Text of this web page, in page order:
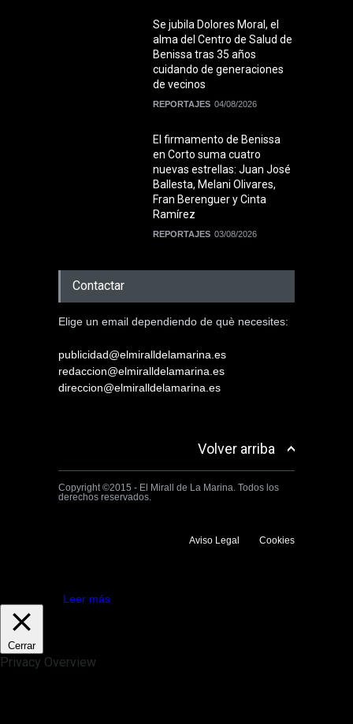
Se jubila Dolores Moral, el
alma del Centro de Salud de
Benissa tras 35 años
cuidando de generaciones
de vecinos
REPORTAJES 04/08/2026
El firmamento de Benissa
en Corto suma cuatro
nuevas estrellas: Juan José
Ballesta, Melani Olivares,
Fran Berenguer y Cinta
Ramírez
REPORTAJES 03/08/2026
Contactar
Elige un email dependiendo de què necesites:
publicidad@elmiralldelamarina.es
redaccion@elmiralldelamarina.es
direccion@elmiralldelamarina.es
Volver arriba
Copyright ©2015 - El Mirall de La Marina. Todos los
derechos reservados.
Aviso Legal Cookies
Leer más
Cerrar
Privacy Overview